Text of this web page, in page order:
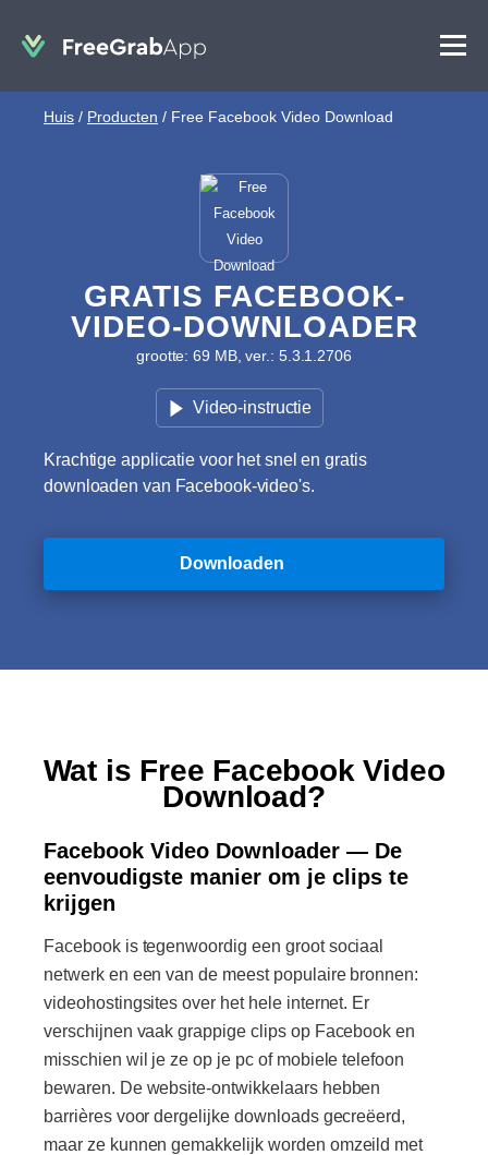
Huis / Producten / Free Facebook Video Download
GRATIS FACEBOOK-
VIDEO-DOWNLOADER
grootte: 69 MB, ver.: 5.3.1.2706
Video-instructie
Krachtige applicatie voor het snel en gratis
downloaden van Facebook-video's.
Downloaden
Wat is Free Facebook Video
Download?
Facebook Video Downloader — De
eenvoudigste manier om je clips te
krijgen
Facebook is tegenwoordig een groot sociaal
netwerk en een van de meest populaire bronnen:
videohostingsites over het hele internet. Er
verschijnen vaak grappige clips op Facebook en
misschien wil je ze op je pc of mobiele telefoon
bewaren. De website-ontwikkelaars hebben
barrières voor dergelijke downloads gecreëerd,
maar ze kunnen gemakkelijk worden omzeild met